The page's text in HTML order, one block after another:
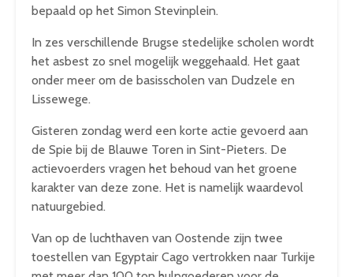
bepaald op het Simon Stevinplein.
In zes verschillende Brugse stedelijke scholen wordt
het asbest zo snel mogelijk weggehaald. Het gaat
onder meer om de basisscholen van Dudzele en
Lissewege.
Gisteren zondag werd een korte actie gevoerd aan
de Spie bij de Blauwe Toren in Sint-Pieters. De
actievoerders vragen het behoud van het groene
karakter van deze zone. Het is namelijk waardevol
natuurgebied.
Van op de luchthaven van Oostende zijn twee
toestellen van Egyptair Cago vertrokken naar Turkije